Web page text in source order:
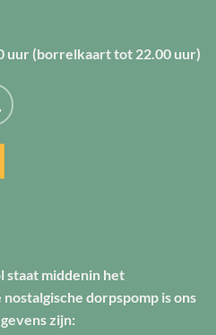
uur (borrelkaart tot 22.00 uur)
staat middenin het
dorpspomp is ons
zijn: